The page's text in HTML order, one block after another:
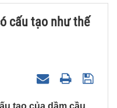
cấu tạo như thế
tạo của dầm cầu